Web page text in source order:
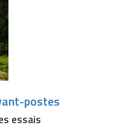
postes
essais